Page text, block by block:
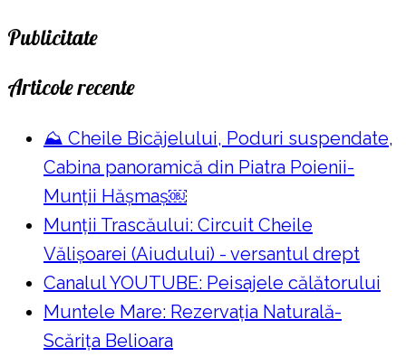
Publicitate
Articole recente
⛰️ Cheile Bicăjelului, Poduri suspendate,
Cabina panoramică din Piatra Poienii-
Munții Hășmaș￼
Munții Trascăului: Circuit Cheile
Vălișoarei (Aiudului) - versantul drept
Canalul YOUTUBE: Peisajele călătorului
Muntele Mare: Rezervaţia Naturală-
Scăriţa Belioara